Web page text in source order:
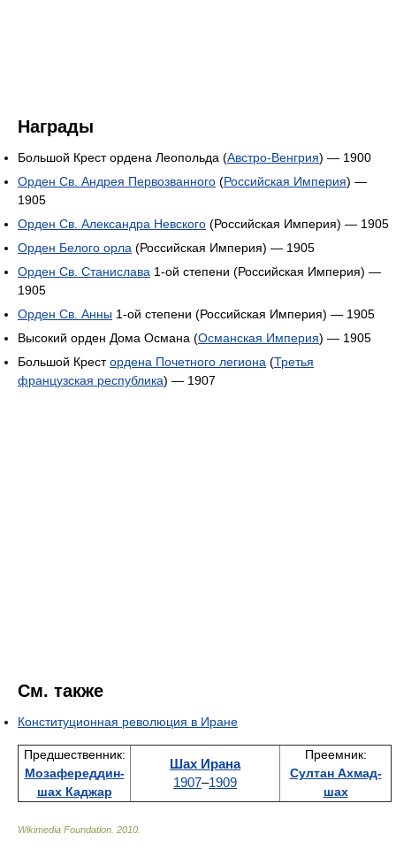
Награды
Большой Крест ордена Леопольда (Австро-Венгрия) — 1900
Орден Св. Андрея Первозванного (Российская Империя) —
1905
Орден Св. Александра Невского (Российская Империя) — 1905
Орден Белого орла (Российская Империя) — 1905
Орден Св. Станислава 1-ой степени (Российская Империя) —
1905
Орден Св. Анны 1-ой степени (Российская Империя) — 1905
Высокий орден Дома Османа (Османская Империя) — 1905
Большой Крестордена Почетного легиона (Третья
французская республика) — 1907
См. также
Конституционная революция в Иране
Предшественник:
Мозафереддин-
шах Каджар
Шах Ирана
1907–1909
Преемник:
Султан Ахмад-
шах
Wikimedia Foundation 2010